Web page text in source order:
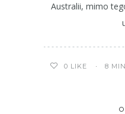
Australii, mimo
0 LIKE 8